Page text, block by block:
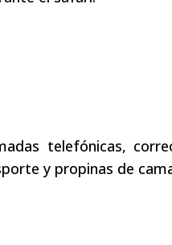
telefónicas,
y propinas de